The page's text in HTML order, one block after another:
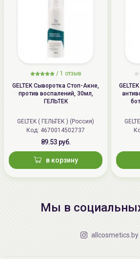
/ 1 отзыв
GELTEK Сыворотка Стоп-Акне,
против воспалений, 30мл,
ГЕЛЬТЕК
GELTEK ( ГЕЛЬТЕК ) (Россия)
Код: 4670014502737
89.53 руб.
в корзину
Мы в
allcosmetics.by